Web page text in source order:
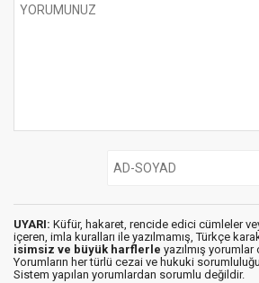
UYARI: Küfür, hakaret, rencide edici cümleler
içeren, imla kuralları ile yazılmamış, Türkçe
isimsiz ve büyük harflerle yazılmış
Yorumların her türlü cezai ve hukuki
Sistem yapılan yorumlardan sorumlu değildir.